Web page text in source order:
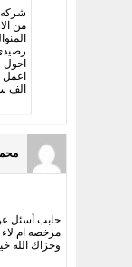
شركه
من
الف
مرخصه ام
وجزاك الله